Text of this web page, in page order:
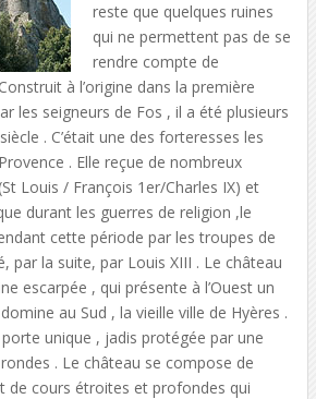
reste que quelques ruines
qui ne permettent pas de se
rendre compte de
à l’origine dans la première
les seigneurs de Fos , il a été plusieurs
. C’était une des forteresses les
. Elle reçue de nombreux
Louis / François 1er/Charles IX) et
durant les guerres de religion ,le
cette période par les troupes de
par la suite, par Louis XIII . Le château
escarpée , qui présente à l’Ouest un
au Sud , la vieille ville de Hyères .
unique , jadis protégée par une
. Le château se compose de
de cours étroites et profondes qui